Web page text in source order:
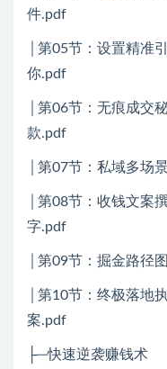
件.pdf
│第05节：设置精准
你.pdf
│第06节：无痕成交
款.pdf
│第07节：私域多场
│第08节：收钱文案
字.pdf
│第09节：掘金路径
│第10节：终极落地
案.pdf
├─快速逆袭赚钱术